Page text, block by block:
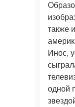
также
Инос,
одной